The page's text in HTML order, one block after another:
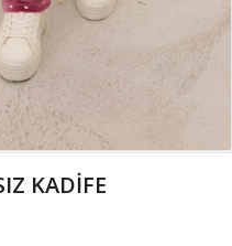
KADİFE